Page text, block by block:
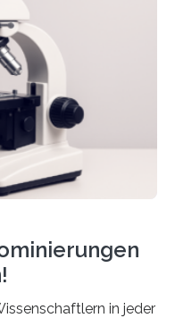
schreibt sie auch in
den Hentschel-
jüngere
40 Jahren. Geehrt
oder eine
zum Thema
in jeder